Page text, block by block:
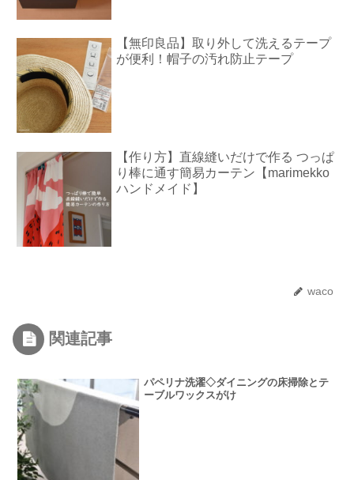
【無印良品】取り外して洗えるテープ
が便利！帽子の汚れ防止テープ
【作り方】直線縫いだけで作る つっぱ
り棒に通す簡易カーテン【marimekko
ハンドメイド】
waco
関連記事
パペリナ洗濯◇ダイニングの床掃除とテ
ーブルワックスがけ